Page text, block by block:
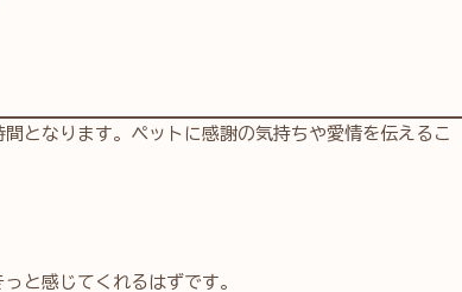
となります。ペットに感謝の気持ちや愛情を伝えるこ
と感じてくれるはずです。